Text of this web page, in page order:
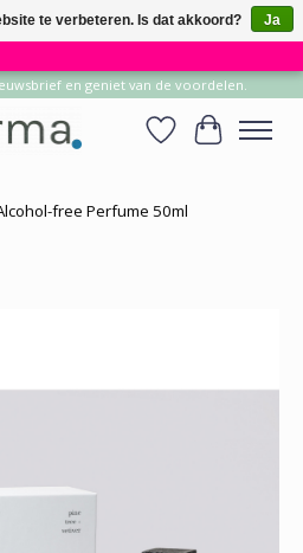
×
en geniet van de voordelen.
Verlanglijst
free Perfume 50ml
te verbeteren. Is dat akkoord?
Ja